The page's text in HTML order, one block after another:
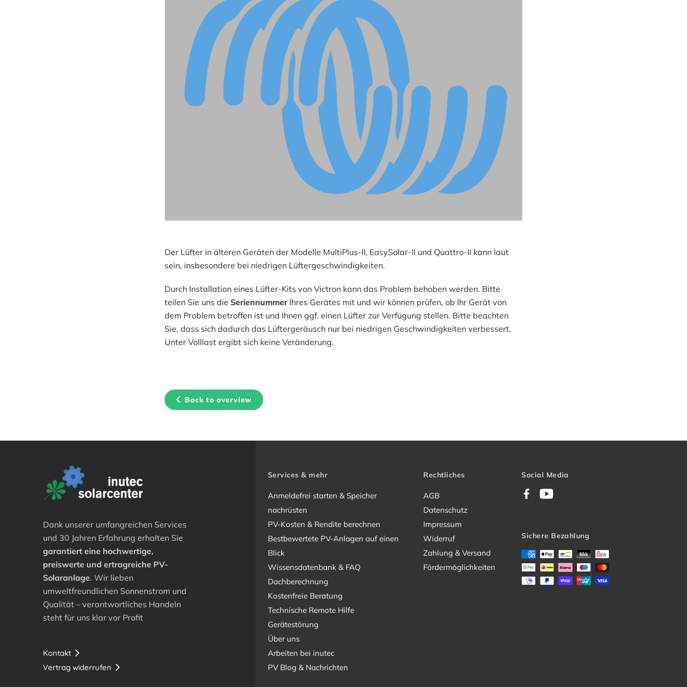
Der Lüfter in älteren Geräten der Modelle MultiPlus-II, EasySolar-II und Quattro-II kann laut
sein, insbesondere bei niedrigen Lüftergeschwindigkeiten.
Durch Installation eines Lüfter-Kits von Victron kann das Problem behoben werden. Bitte
teilen Sie uns die SeriennummerIhres Gerätes mit und wir können prüfen, ob Ihr Gerät von
dem Problem betroffen ist und Ihnen ggf. einen Lüfter zur Verfügung stellen. Bitte beachten
Sie, dass sich dadurch das Lüftergeräusch nur bei niedrigen Geschwindigkeiten verbessert.
Unter Volllast ergibt sich keine Veränderung.
Back to overview
Dank unserer umfangreichen Services
und 30 Jahren Erfahrung erhalten Sie
garantiert eine hochwertige,
preiswerte und ertragreiche PV-
Solaranlage. Wir lieben
umweltfreundlichen Sonnenstrom und
Qualität – verantwortliches Handeln
steht für uns klar vor Profit
Kontakt
Vertrag widerrufen
Services & mehr
Anmeldefrei starten & Speicher
nachrüsten
PV-Kosten & Rendite berechnen
Bestbewertete PV-Anlagen auf einen
Blick
Wissensdatenbank & FAQ
Dachberechnung
Kostenfreie Beratung
Technische Remote Hilfe
Gerätestörung
Über uns
Arbeiten bei inutec
PV Blog & Nachrichten
Rechtliches
AGB
Datenschutz
Impressum
Widerruf
Zahlung & Versand
Fördermöglichkeiten
Social Media
Facebook
YouTube
Sichere Bezahlung